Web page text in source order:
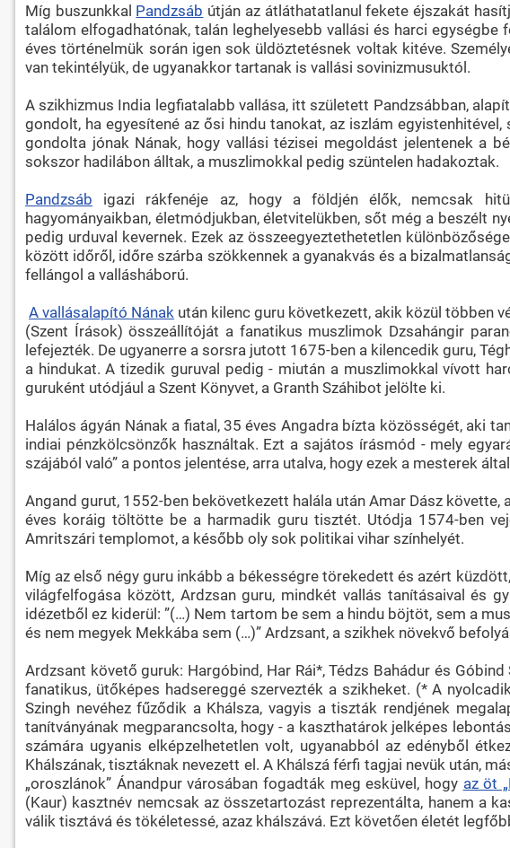
Míg buszunkkal Pandzsáb útján az átláthatatlanul fekete éjszakát
találom elfogadhatónak, talán leghelyesebb vallási és harci
éves történelmük során igen sok üldöztetésnek voltak kitéve.
van tekintélyük, de ugyanakkor tartanak is vallási sovinizmusuktól.
A szikhizmus India legfiatalabb vallása, itt született Pandzsábban,
gondolt, ha egyesítené az ősi hindu tanokat, az iszlám
gondolta jónak Nának, hogy vallási tézisei megoldást jelentenek a
sokszor hadilábon álltak, a muszlimokkal pedig szüntelen hadakoztak.
Pandzsáb igazi rákfenéje az, hogy a földjén élők, nemcsak
hagyományaikban, életmódjukban, életvitelükben, sőt még a beszélt
pedig urduval kevernek. Ezek az összeegyeztethetetlen
között időről, időre szárba szökkennek a gyanakvás és a
fellángol a vallásháború.
A vallásalapító Nának után kilenc guru következett, akik közül többen
(Szent Írások) összeállítóját a fanatikus muszlimok Dzsahángir
lefejezték. De ugyanerre a sorsra jutott 1675-ben a kilencedik guru,
a hindukat. A tizedik guruval pedig - miután a muszlimokkal vívott
guruként utódjául a Szent Könyvet, a Granth Száhibot jelölte ki.
Halálos ágyán Nának a fiatal, 35 éves Angadra bízta közösségét, aki
indiai pénzkölcsönzők használtak. Ezt a sajátos írásmód - mely
szájából való” a pontos jelentése, arra utalva, hogy ezek a mesterek
Angand gurut, 1552-ben bekövetkezett halála után Amar Dász
éves koráig töltötte be a harmadik guru tisztét. Utódja 1574-ben
Amritszári templomot, a később oly sok politikai vihar színhelyét.
Míg az első négy guru inkább a békességre törekedett és azért
világfelfogása között, Ardzsan guru, mindkét vallás tanításaival és
idézetből ez kiderül: ”(…) Nem tartom be sem a hindu böjtöt, sem a
és nem megyek Mekkába sem (…)” Ardzsant, a szikhek növekvő
Ardzsant követő guruk: Hargóbind, Har Rái*, Tédzs Bahádur és
fanatikus, ütőképes hadsereggé szervezték a szikheket. (* A
Szingh nevéhez fűződik a Khálsza, vagyis a tiszták rendjének
tanítványának megparancsolta, hogy - a kaszthatárok jelképes
számára ugyanis elképzelhetetlen volt, ugyanabból az edényből
Khálszának, tisztáknak nevezett el. A Khálszá férfi tagjai nevük után,
„oroszlánok” Ánandpur városában fogadták meg esküvel, hogy az öt
(Kaur) kasztnév nemcsak az összetartozást reprezentálta, hanem a
válik tisztává és tökéletessé, azaz khálszává. Ezt követően életét